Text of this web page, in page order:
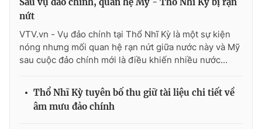
THỜI BÁO VTV
Theo dõi báo trên
nứt
VTV.vn - Vụ đảo chính tại Thổ Nhĩ Kỳ là một sự kiện
nóng nhưng mối quan hệ rạn nứt giữa nước này và Mỹ
sau cuộc đảo chính mới là điều khiến nhiều nước...
Thổ Nhĩ Kỳ tuyên bố thu giữ tài liệu chi tiết về
âm mưu đảo chính